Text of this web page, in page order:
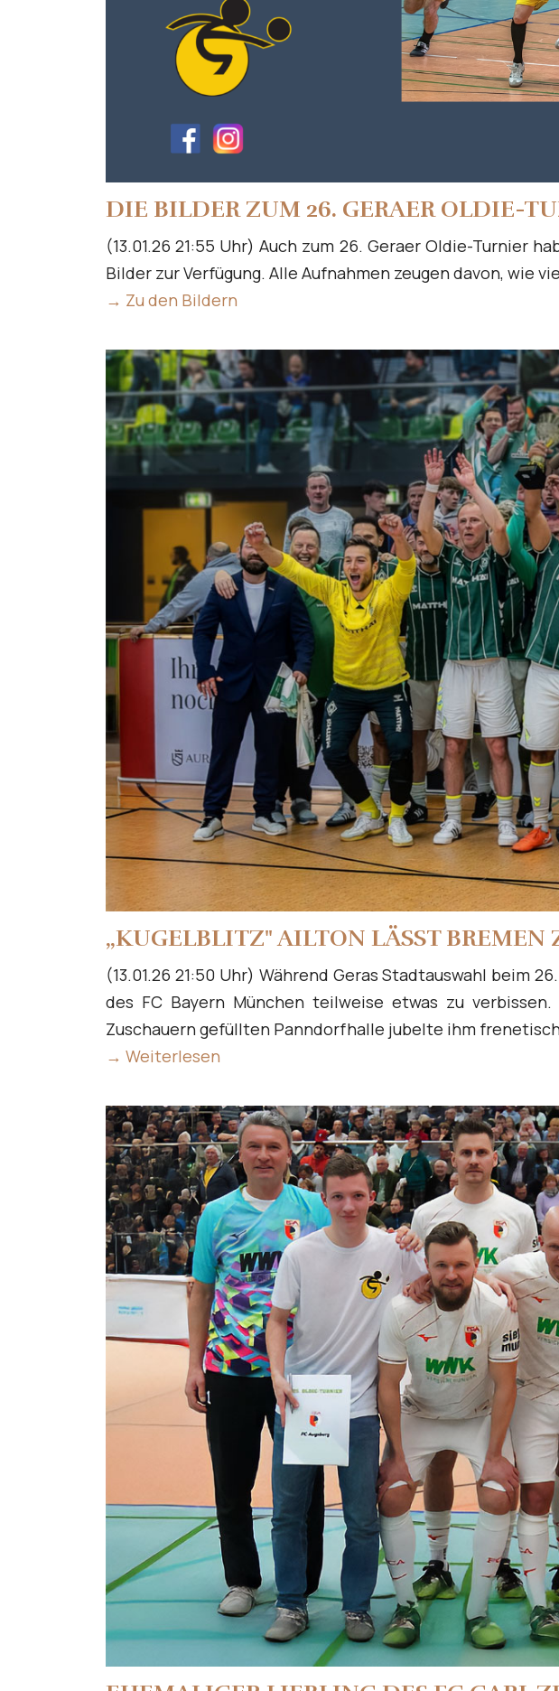
DIE BILDER ZUM 26. GERAER OLDIE-
(13.01.26 21:55 Uhr) Auch zum 26. Geraer Oldie-Turnier
Bilder zur Verfügung. Alle Aufnahmen zeugen davon, wie
→ Zu den Bildern
„KUGELBLITZ" AILTON LÄSST
(13.01.26 21:50 Uhr) Während Geras Stadtauswahl beim
des FC Bayern München teilweise etwas zu
Zuschauern gefüllten Panndorfhalle jubelte ihm
→ Weiterlesen